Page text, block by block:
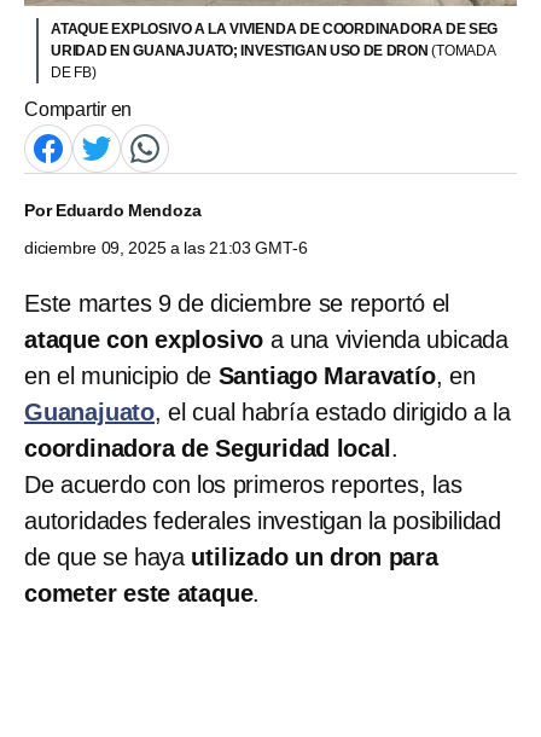
ATAQUE EXPLOSIVO A LA VIVIENDA DE COORDINADORA DE SEG
URIDAD EN GUANAJUATO; INVESTIGAN USO DE DRON(TOMADA
DE FB)
Compartir en
PorEduardo Mendoza
diciembre 09, 2025 a las 21:03 GMT-6
Este martes 9 de diciembre se reportó el
ataque con explosivo a una vivienda ubicada
en el municipio de Santiago Maravatío, en
Guanajuato, el cual habría estado dirigido a la
coordinadora de Seguridad local .
De acuerdo con los primeros reportes, las
autoridades federales investigan la posibilidad
de que se haya utilizado un dron para
cometer este ataque.